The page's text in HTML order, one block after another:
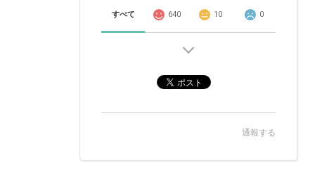
すべて 640 10 0
通報する